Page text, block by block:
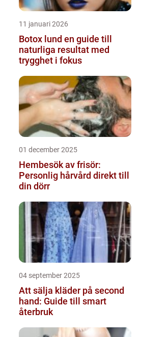
11 januari 2026
Botox lund en guide till
naturliga resultat med
trygghet i fokus
01 december 2025
Hembesök av frisör:
Personlig hårvård direkt till
din dörr
04 september 2025
Att sälja kläder på second
hand: Guide till smart
återbruk